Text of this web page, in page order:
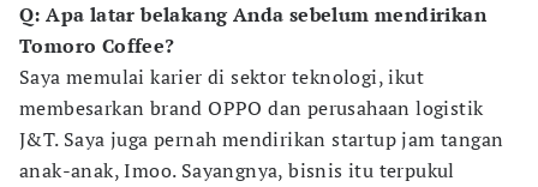
Q: Apa latar belakang Anda sebelum mendirikan
Tomoro Coffee?
Saya memulai karier di sektor teknologi, ikut
membesarkan brand OPPO dan perusahaan logistik
J&T. Saya juga pernah mendirikan startup jam tangan
anak-anak, Imoo. Sayangnya, bisnis itu terpukul